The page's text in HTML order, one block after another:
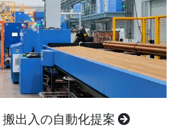
出入の自動化提案